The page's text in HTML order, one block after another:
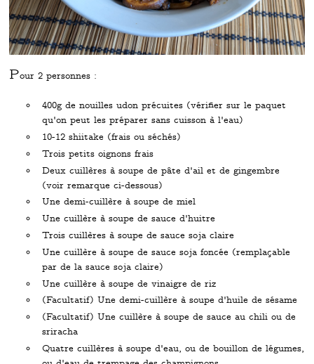
Pour 2 personnes :
400g de nouilles udon précuites (vérifier sur le paquet
qu'on peut les préparer sans cuisson à l'eau)
10-12 shiitake (frais ou séchés)
Trois petits oignons frais
Deux cuillères à soupe de pâte d'ail et de gingembre
(voir remarque ci-dessous)
Une demi-cuillère à soupe de miel
Une cuillère à soupe de sauce d'huitre
Trois cuillères à soupe de sauce soja claire
Une cuillère à soupe de sauce soja foncée (remplaçable
par de la sauce soja claire)
Une cuillère à soupe de vinaigre de riz
(Facultatif) Une demi-cuillère à soupe d'huile de sésame
(Facultatif) Une cuillère à soupe de sauce au chili ou de
sriracha
Quatre cuillères à soupe d'eau, ou de bouillon de légumes,